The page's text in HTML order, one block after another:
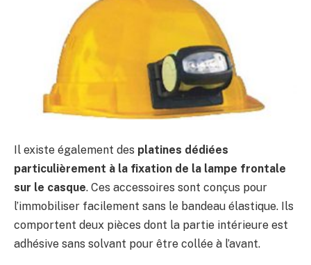
Il existe également des platines dédiées
particulièrement à la fixation de la lampe frontale
sur le casque. Ces accessoires sont conçus pour
l’immobiliser facilement sans le bandeau élastique. Ils
comportent deux pièces dont la partie intérieure est
adhésive sans solvant pour être collée à l’avant.